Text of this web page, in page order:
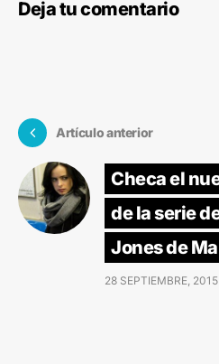
Deja tu comentario
Artículo anterior
Checa el
de la serie
Jones de
28 SEPTIEMBRE, 2015